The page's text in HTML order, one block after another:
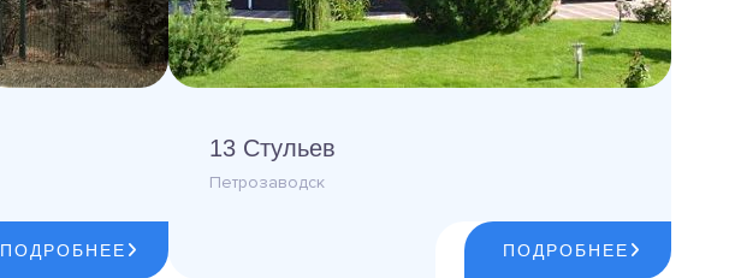
ПОДРОБНЕЕ
13 Стульев
Петрозаводск
ПОДРОБНЕЕ